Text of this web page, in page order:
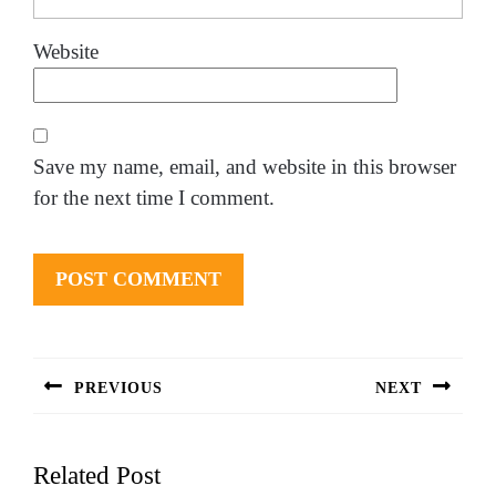
Website
Save my name, email, and website in this browser
for the next time I comment.
navigation
PREVIOUS NEXT
Related Post